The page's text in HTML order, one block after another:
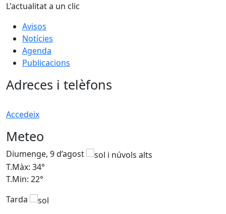
L'actualitat a un clic
Avisos
Notícies
Agenda
Publicacions
Adreces i telèfons
Accedeix
Meteo
Diumenge, 9 d’agost
T.Màx: 34°
T.Min: 22°
Tarda